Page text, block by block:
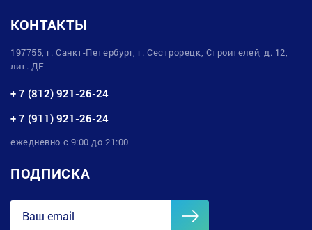
КОНТАКТЫ
197755, г. Санкт-Петербург, г. Сестрорецк, Строителей, д. 12,
лит. ДЕ
+ 7 (812) 921-26-24
+ 7 (911) 921-26-24
ежедневно с 9:00 до 21:00
ПОДПИСКА